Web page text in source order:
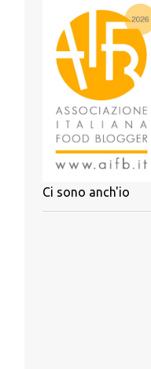
Ci sono anch'io